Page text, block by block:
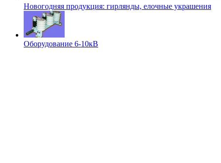
Новогодняя продукция: гирлянды, елочные украшения
Оборудование 6-10кВ